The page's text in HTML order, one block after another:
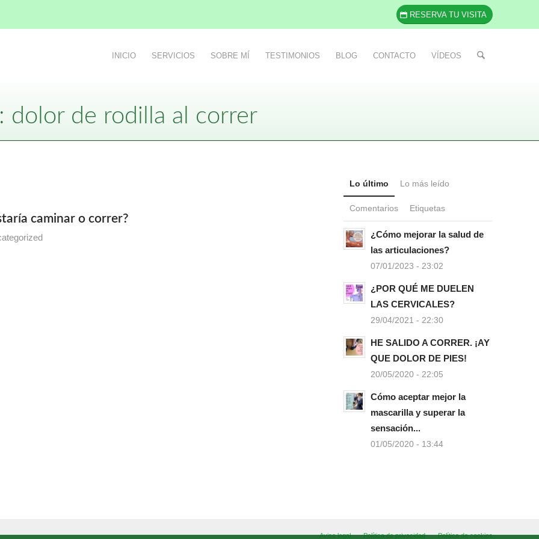
RESERVA TU VISITA
INICIO SERVICIOS SOBRE MÍ TESTIMONIOS BLOG CONTACTO VÍDEOS
dolor de rodilla al correr
caminar o correr?
Lo último Lo más leído
Comentarios Etiquetas
¿Cómo mejorar la salud de
las articulaciones?
07/01/2023 - 23:02
¿POR QUÉ ME DUELEN
LAS CERVICALES?
29/04/2021 - 22:30
HE SALIDO A CORRER. ¡AY
QUE DOLOR DE PIES!
20/05/2020 - 22:05
Cómo aceptar mejor la
mascarilla y superar la
sensación...
01/05/2020 - 13:44
Aviso legal Política de privacidad Política de cookies